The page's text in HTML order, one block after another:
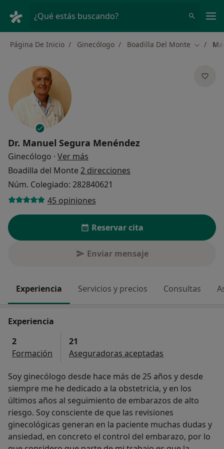
¿Qué estás buscando?
Página De Inicio Ginecólogo Boadilla Del Monte
Dr. Manuel Segura Menéndez
Ginecólogo · Ver más
Boadilla del Monte 2 direcciones
Núm. Colegiado: 282840621
45 opiniones
Reservar cita
Enviar mensaje
Experiencia Servicios y precios Consultas
Experiencia
2
Formación
21
Aseguradoras aceptadas
Soy ginecólogo desde hace más de 25 años y desde
siempre me he dedicado a la obstetricia, y en los
últimos años al seguimiento de embarazos de alto
riesgo. Soy consciente de que las revisiones
ginecológicas generan en la paciente muchas dudas y
ansiedad, en concreto el control del embarazo, por lo